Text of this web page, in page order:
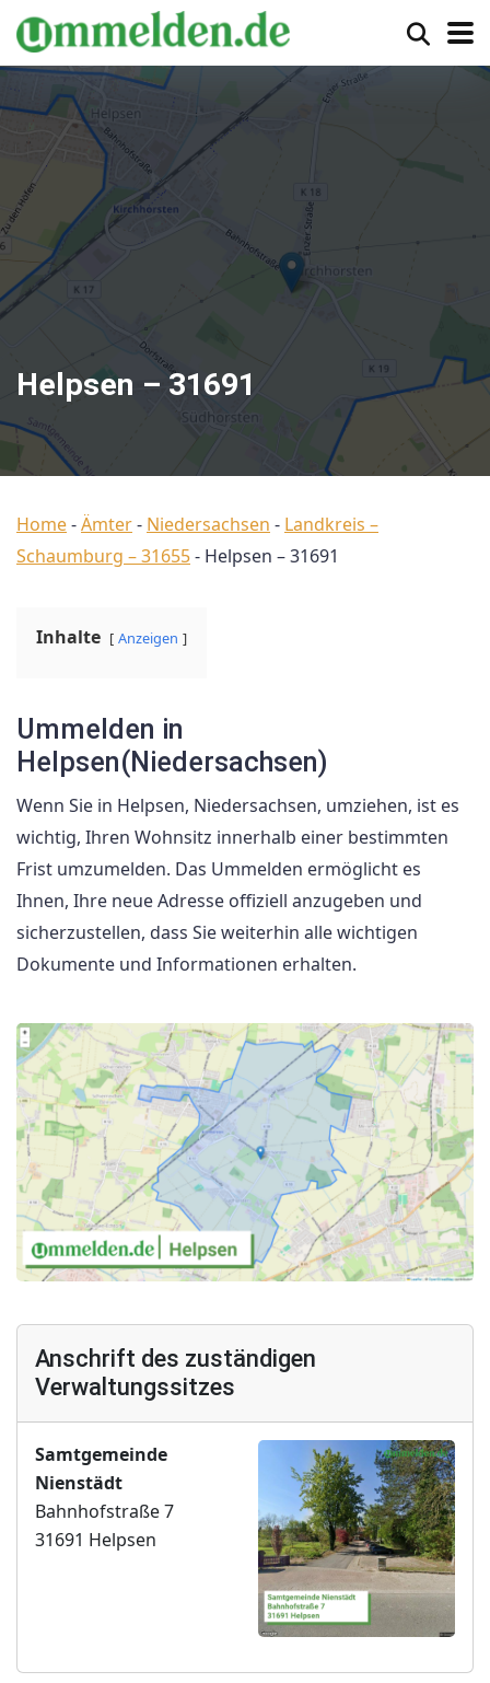
Helpsen – 31691
Home-Ämter- Niedersachsen - Landkreis –
Schaumburg – 31655- Helpsen – 31691
Inhalte Anzeigen
Ummelden in
Helpsen(Niedersachsen)
Wenn Sie in Helpsen, Niedersachsen, umziehen, ist es
wichtig, Ihren Wohnsitz innerhalb einer bestimmten
Frist umzumelden. Das Ummelden ermöglicht es
Ihnen, Ihre neue Adresse offiziell anzugeben und
sicherzustellen, dass Sie weiterhin alle wichtigen
Dokumente und Informationen erhalten.
Anschrift des zuständigen
Verwaltungssitzes
Samtgemeinde
Nienstädt
Bahnhofstraße 7
31691 Helpsen